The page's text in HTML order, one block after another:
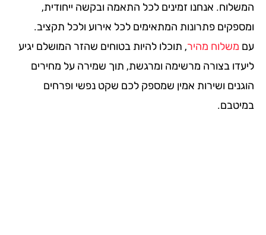
אנחנו זמינים לכל התאמה ובקשה ייחודית,
פתרונות המתאימים לכל אירוע ולכל תקציב.
משלוח מהיר , תוכלו להיות בטוחים שהזר המושלם יגיע
בצורה מרשימה ומרגשת, תוך שמירה על מחירים
ושירות אמין שמספק לכם שקט נפשי ופרחים